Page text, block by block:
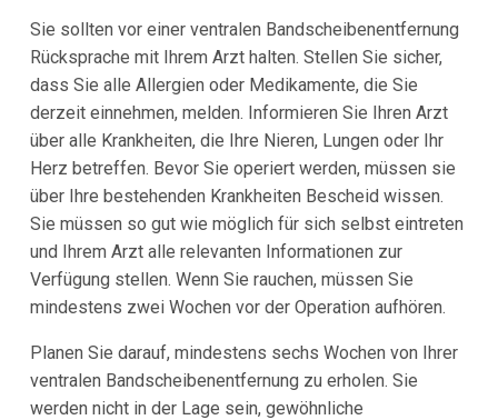
Sie sollten vor einer ventralen Bandscheibenentfernung
Rücksprache mit Ihrem Arzt halten. Stellen Sie sicher,
dass Sie alle Allergien oder Medikamente, die Sie
derzeit einnehmen, melden. Informieren Sie Ihren Arzt
über alle Krankheiten, die Ihre Nieren, Lungen oder Ihr
Herz betreffen. Bevor Sie operiert werden, müssen sie
über Ihre bestehenden Krankheiten Bescheid wissen.
Sie müssen so gut wie möglich für sich selbst eintreten
und Ihrem Arzt alle relevanten Informationen zur
Verfügung stellen. Wenn Sie rauchen, müssen Sie
mindestens zwei Wochen vor der Operation aufhören.
Planen Sie darauf, mindestens sechs Wochen von Ihrer
ventralen Bandscheibenentfernung zu erholen. Sie
werden nicht in der Lage sein, gewöhnliche